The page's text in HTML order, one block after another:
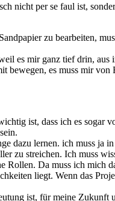
nicht per se faul ist,
zu bearbeiten,
es mir ganz tief drin,
es muss mir
ist, dass ich es
dazu lernen. ich muss ja
zu streichen. Ich muss
Rollen. Da muss ich mich
liegt. Wenn das
ist, für meine